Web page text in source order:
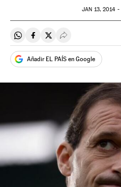
JAN 13, 2014 -
Compartir en Whatsapp
Compartir en Facebook
Compartir en Twitter
Desplegar
Añadir EL PAÍS en Google